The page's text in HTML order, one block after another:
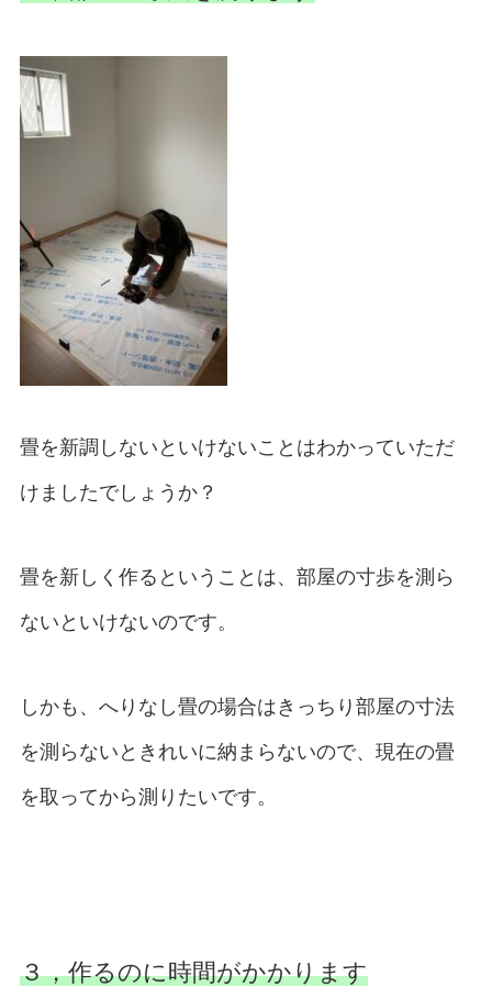
畳を新調しないといけないことはわかっていただ
けましたでしょうか？
畳を新しく作るということは、部屋の寸歩を測ら
ないといけないのです。
しかも、へりなし畳の場合はきっちり部屋の寸法
を測らないときれいに納まらないので、現在の畳
を取ってから測りたいです。
３，作るのに時間がかかります